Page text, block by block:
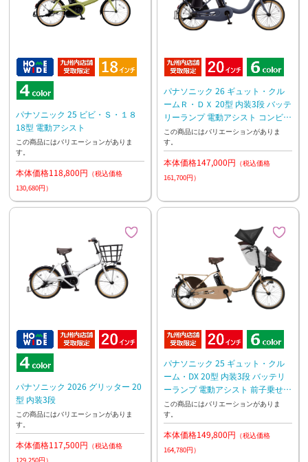
パナソニック 25 ビビ・Ｓ・１８
18型 電動アシスト
この商品にはバリエーションがありま
す。
本体価格118,800円 （税込価格
130,680円）
パナソニック 26 ギュット・クル
ームＲ・ＤＸ 20型 内装3段 バッテ
リーランプ 電動アシスト コンビコ
ラボモデル
この商品にはバリエーションがありま
す。
本体価格147,000円 （税込価格
161,700円）
パナソニック 2026 グリッター 20
型 内装3段
この商品にはバリエーションがありま
す。
本体価格117,500円 （税込価格
パナソニック 25 ギュット・クル
ーム・DX 20型 内装3段 バッテリ
ーランプ 電動アシスト 前子乗せモ
デル
この商品にはバリエーションがありま
す。
本体価格149,800円 （税込価格
164,780円）